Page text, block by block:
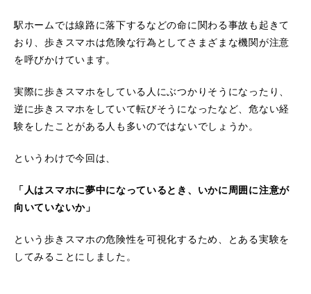
駅ホームでは線路に落下するなどの命に関わる事故も起きて
おり、歩きスマホは危険な行為としてさまざまな機関が注意
を呼びかけています。
実際に歩きスマホをしている人にぶつかりそうになったり、
逆に歩きスマホをしていて転びそうになったなど、危ない経
験をしたことがある人も多いのではないでしょうか。
というわけで今回は、
「人はスマホに夢中になっているとき、いかに周囲に注意が
向いていないか」
という歩きスマホの危険性を可視化するため、とある実験を
してみることにしました。